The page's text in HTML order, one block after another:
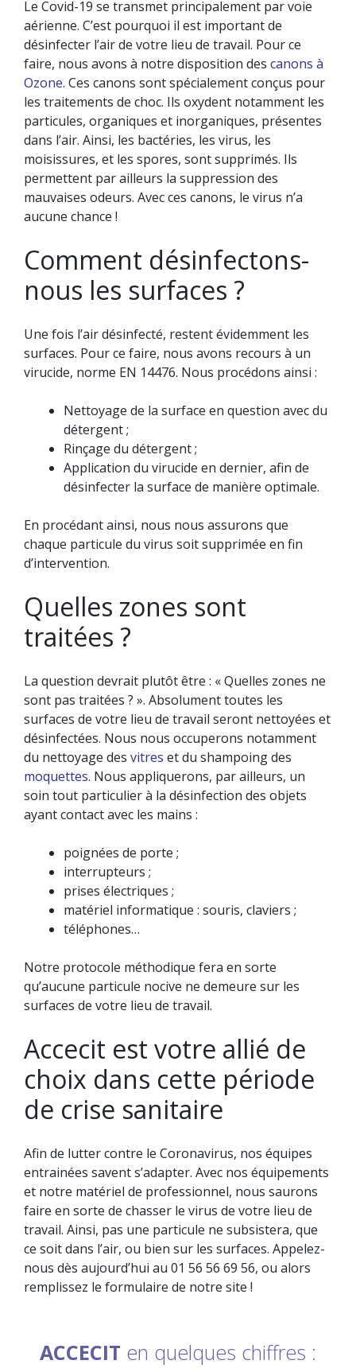
Le Covid-19 se transmet principalement par voie
aérienne. C’est pourquoi il est important de
désinfecter l’air de votre lieu de travail. Pour ce
faire, nous avons à notre disposition des canons à
Ozone. Ces canons sont spécialement conçus pour
les traitements de choc. Ils oxydent notamment les
particules, organiques et inorganiques, présentes
dans l’air. Ainsi, les bactéries, les virus, les
moisissures, et les spores, sont supprimés. Ils
permettent par ailleurs la suppression des
mauvaises odeurs. Avec ces canons, le virus n’a
aucune chance !
Comment désinfectons-
nous les surfaces ?
Une fois l’air désinfecté, restent évidemment les
surfaces. Pour ce faire, nous avons recours à un
virucide, norme EN 14476. Nous procédons ainsi :
Nettoyage de la surface en question avec du
détergent ;
Rinçage du détergent ;
Application du virucide en dernier, afin de
désinfecter la surface de manière optimale.
En procédant ainsi, nous nous assurons que
chaque particule du virus soit supprimée en fin
d’intervention.
Quelles zones sont
traitées ?
La question devrait plutôt être : « Quelles zones ne
sont pas traitées ? ». Absolument toutes les
surfaces de votre lieu de travail seront nettoyées et
désinfectées. Nous nous occuperons notamment
du nettoyage des vitres et du shampoing des
moquettes. Nous appliquerons, par ailleurs, un
soin tout particulier à la désinfection des objets
ayant contact avec les mains :
poignées de porte ;
interrupteurs ;
prises électriques ;
matériel informatique : souris, claviers ;
téléphones…
Notre protocole méthodique fera en sorte
qu’aucune particule nocive ne demeure sur les
surfaces de votre lieu de travail.
Accecit est votre allié de
choix dans cette période
de crise sanitaire
Afin de lutter contre le Coronavirus, nos équipes
entrainées savent s’adapter. Avec nos équipements
et notre matériel de professionnel, nous saurons
faire en sorte de chasser le virus de votre lieu de
travail. Ainsi, pas une particule ne subsistera, que
ce soit dans l’air, ou bien sur les surfaces. Appelez-
nous dès aujourd’hui au 01 56 56 69 56, ou alors
remplissez le formulaire de notre site !
ACCECIT en quelques chiffres :